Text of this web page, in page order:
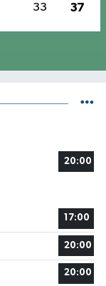
33 37
20:00
17:00
20:00
20:00